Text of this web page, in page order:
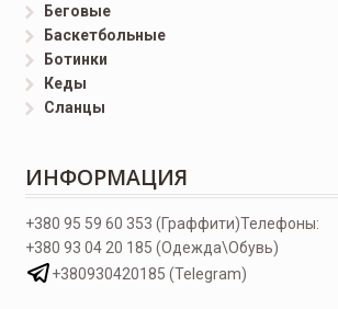
Беговые
Баскетбольные
Ботинки
Кеды
Сланцы
ИНФОРМАЦИЯ
Телефоны:
+380 95 59 60 353 (Граффити)
+380 93 04 20 185 (Одежда\Обувь)
+380930420185 (Telegram)